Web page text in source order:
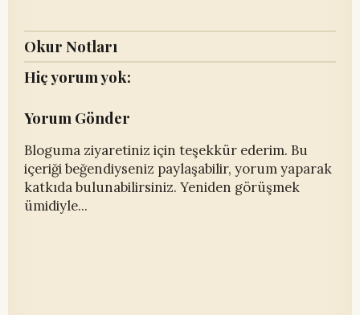
Okur Notları
Hiç yorum yok:
Yorum Gönder
Bloguma ziyaretiniz için teşekkür ederim. Bu
içeriği beğendiyseniz paylaşabilir, yorum yaparak
katkıda bulunabilirsiniz. Yeniden görüşmek
ümidiyle...